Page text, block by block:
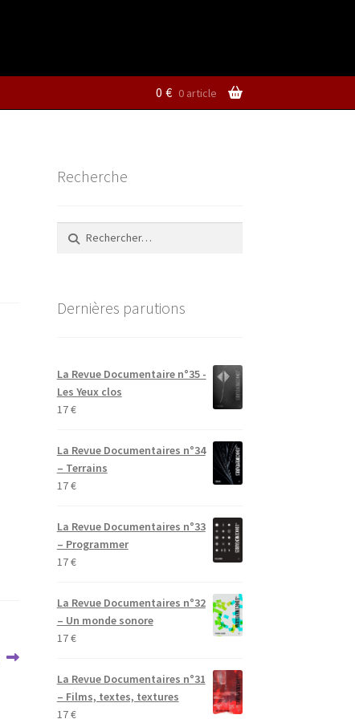
0 € 0 article
Recherche
Rechercher :
Dernières parutions
La Revue Documentaire n°35 -
Les Yeux clos
17€
La Revue Documentaires n°34
– Terrains
17€
La Revue Documentaires n°33
– Programmer
17€
La Revue Documentaires n°32
– Un monde sonore
17€
La Revue Documentaires n°31
– Films, textes, textures
17€